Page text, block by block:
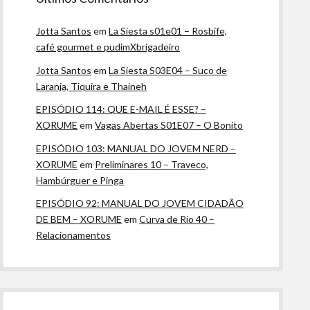
Jotta Santos emLa Siesta s01e01 – Rosbife,
café gourmet e pudimXbrigadeiro
Jotta Santos emLa Siesta S03E04 – Suco de
Laranja, Tiquira e Thaineh
EPISÓDIO 114: QUE E-MAIL É ESSE? –
XORUME emVagas Abertas S01E07 – O Bonito
EPISÓDIO 103: MANUAL DO JOVEM NERD –
XORUME em Preliminares 10 – Traveco,
Hambúrguer e Pinga
EPISÓDIO 92: MANUAL DO JOVEM CIDADÃO
DE BEM – XORUME emCurva de Rio 40 –
Relacionamentos